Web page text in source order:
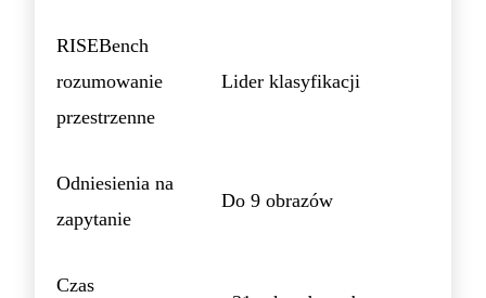
RISEBench
rozumowanie
przestrzenne
Lider klasyfikacji
Odniesienia na
zapytanie
Do 9 obrazów
Czas